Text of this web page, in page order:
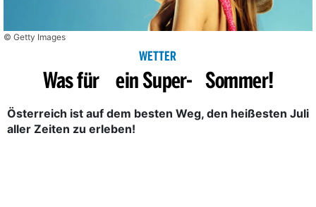
© Getty Images
WETTER
Was für ein Super- Sommer!
Österreich ist auf dem besten Weg, den heißesten Juli
aller Zeiten zu erleben!